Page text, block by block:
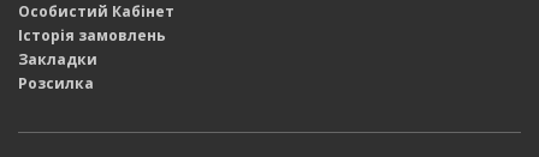
Особистий Кабінет
Історія замовлень
Закладки
Розсилка